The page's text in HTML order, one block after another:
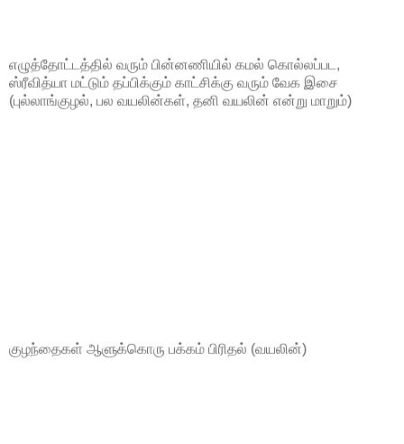
எழுத்தோட்டத்தில் வரும் பின்னணியில் கமல் கொல்லப்பட,
ஸ்ரீவித்யா மட்டும் தப்பிக்கும் காட்சிக்கு வரும் வேக இசை
(புல்லாங்குழல், பல வயலின்கள், தனி வயலின் என்று மாறும்)
குழந்தைகள் ஆளுக்கொரு பக்கம் பிரிதல் (வயலின்)